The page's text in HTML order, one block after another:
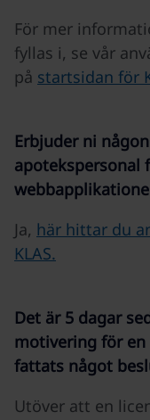
För mer
fyllas i, se vår
på startsidan för
Erbjuder ni
apotekspersonal
Ja, här hittar du
KLAS.
Det är 5 dagar
motivering för en
fattats något
Utöver att en